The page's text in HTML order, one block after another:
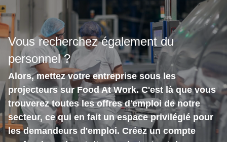
EQUIPE
CONTACT
Vous recherchez également du
personnel ?
Alors, mettez votre entreprise sous les
projecteurs sur Food At Work. C'est là que vous
trouverez toutes les offres d'emploi de notre
secteur, ce qui en fait un espace privilégié pour
les demandeurs d'emploi. Créez un compte